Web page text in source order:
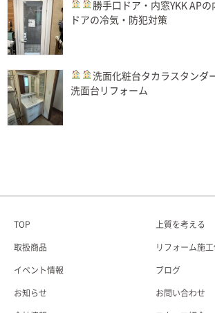
勝手口ドア・内窓YKK AP
ドアの冷気・防犯対策
洗面化粧台タカラスタンダ
洗面台リフォーム
TOP 上質を考える
取扱商品 リフォーム施工
イベント情報 ブログ
お知らせ お問い合わせ